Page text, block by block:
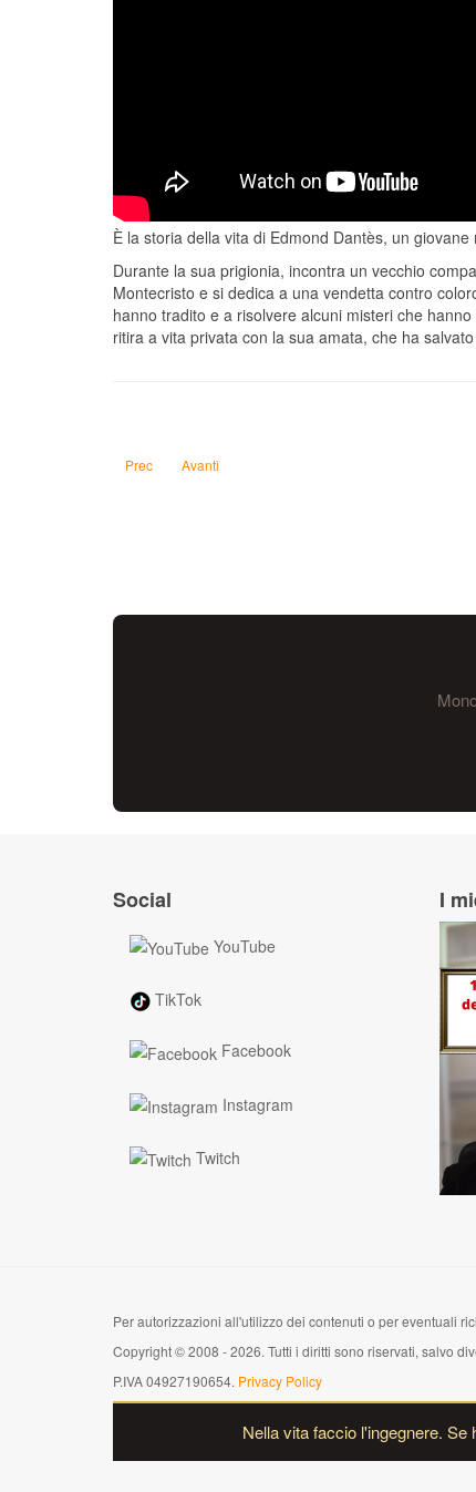
È la storia della vita di Edmond Dantès, un
Durante la sua prigionia, incontra un vecchio
Montecristo e si dedica a una vendetta contro
hanno tradito e a risolvere alcuni misteri che
ritira a vita privata con la sua amata, che ha
Articolo precedente: La sombra del viento di Carlos Ruiz
Prec Articolo successivo: Germinal di Emile Zola
Avanti
Social
YouTube
TikTok
Facebook
Instagram
Twitch
I
Per autorizzazioni all'utilizzo dei contenuti o per eventuali
Copyright © 2008 - 2026. Tutti i diritti sono riservati, salvo
P.IVA 04927190654. Privacy Policy
Nella vita faccio l'ingegnere.